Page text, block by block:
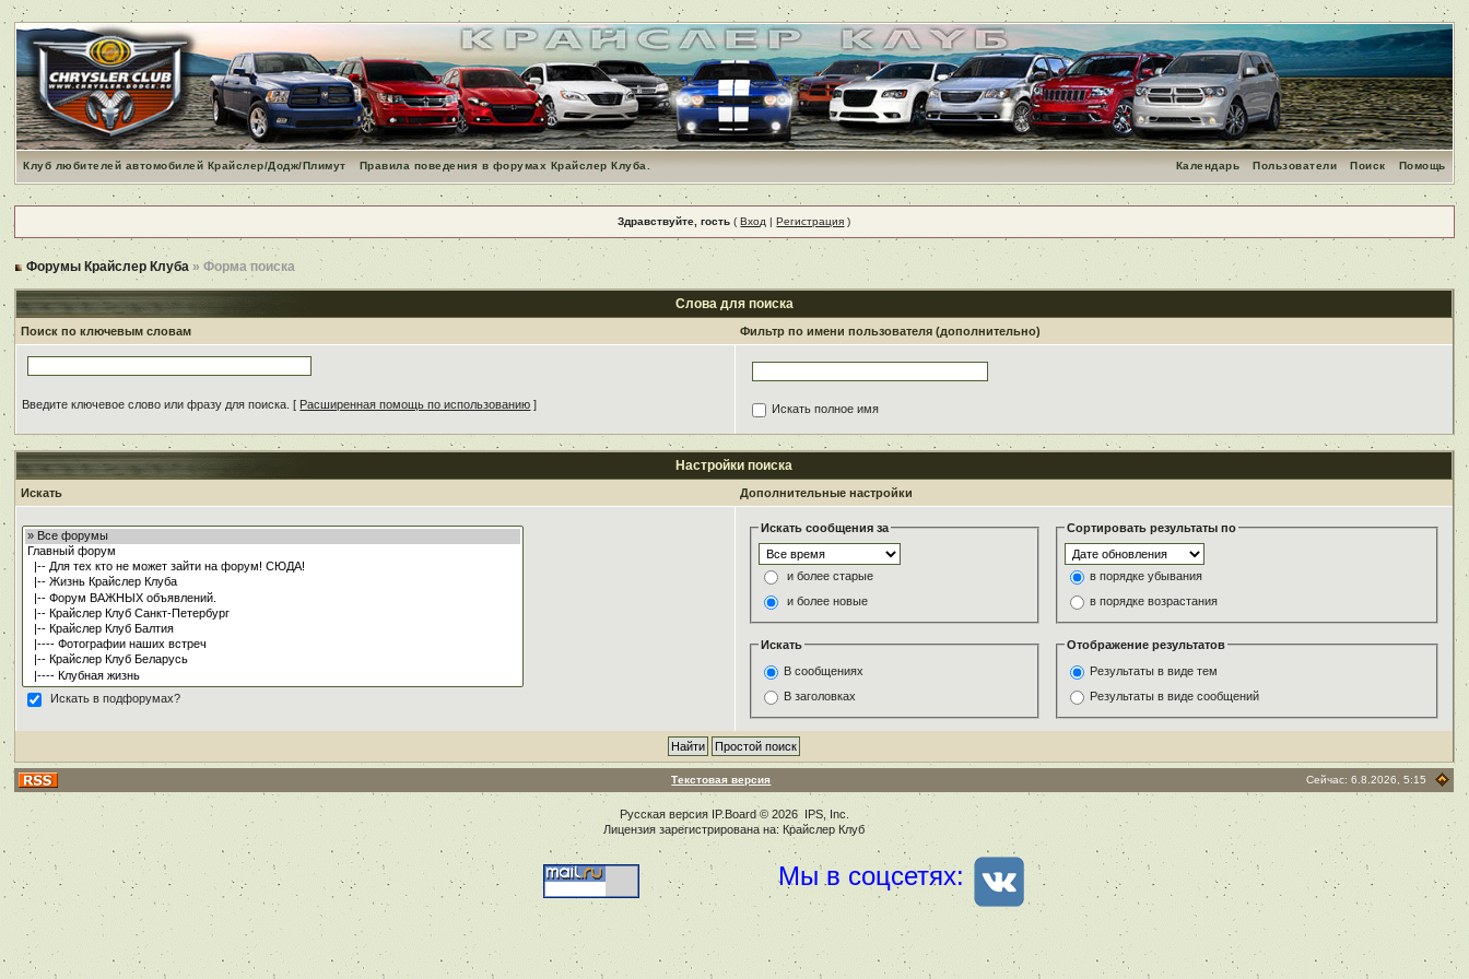
Клуб любителей автомобилей Крайслер/Додж/Плимут Правила поведения в форумах Крайслер Клуба. Помощь
Поиск
Пользователи
Календарь
Здравствуйте, гость (Вход |Регистрация )
Форумы Крайслер Клуба » Форма поиска
Слова для поиска
Поиск по ключевым словам Фильтр по имени пользователя (дополнительно)
Введите ключевое слово или фразу для поиска. [ Расширенная помощь по использованию ] Искать полное имя
Настройки поиска
Искать Дополнительные настройки
Искать в подфорумах?
Искать сообщения за
и более старые
и более новые
Сортировать результаты по
в порядке убывания
в порядке возрастания
Искать
В сообщениях
В заголовках
Отображение результатов
Результаты в виде тем
Результаты в виде сообщений
Текстовая версия Сейчас: 6.8.2026, 5:15
Русская версия IP.Board© 2026 IPS, Inc
Лицензия зарегистрирована на: Крайслер Клуб
Мы в соцсетях: